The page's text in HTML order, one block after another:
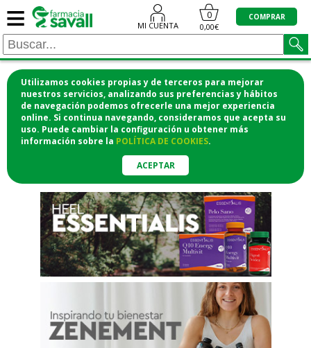
Utilizamos cookies propias y de terceros para mejorar
nuestros servicios, analizando sus preferencias y hábitos
de navegación podemos ofrecerle una mejor experiencia
online. Si continua navegando, consideramos que acepta su
uso. Puede cambiar la configuración u obtener más
información sobre la POLÍTICA DE COOKIES.
ACEPTAR
≡ MI CUENTA
0
0,00€
COMPRAR
¡COMPRA CÓMODAMENTE
DESDE CASA Y RECOGE EN LA
FARMACIA!o si lo prefieres te lo mandamos
a casa